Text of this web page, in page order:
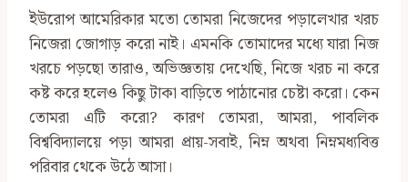
ইউরোপ আমেরিকার মতো তোমরা নিজেদের পড়ালেখার খরচ
নিজেরা জোগাড় করো নাই। এমনকি তোমাদের মধ্যে যারা নিজ
খরচে পড়ছো তারাও, অভিজ্ঞতায় দেখেছি, নিজে খরচ না করে
কষ্ট করে হলেও কিছু টাকা বাড়িতে পাঠানোর চেষ্টা করো। কেন
তোমরা এটি করো? কারণ তোমরা, আমরা, পাবলিক
বিশ্ববিদ্যালয়ে পড়া আমরা প্রায়-সবাই, নিম্ন অথবা নিম্নমধ্যবিত্ত
পরিবার থেকে উঠে আসা।